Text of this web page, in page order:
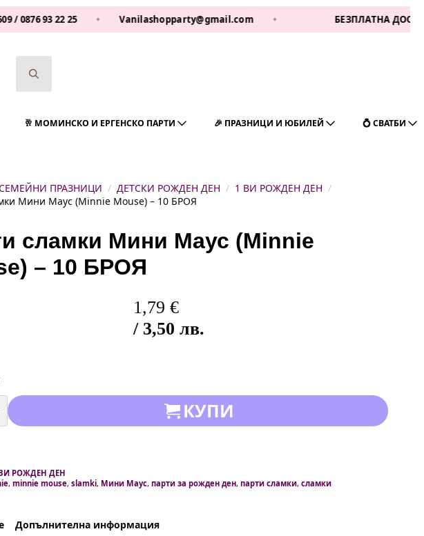
93 22 25 • Vanilashopparty@gmail.com • БЕЗПЛАТНА ДОСТАВКА
🥂 МОМИНСКО И ЕРГЕНСКО ПАРТИ 🎉 ПРАЗНИЦИ И ЮБИЛЕЙ 💍 СВАТБИ
ПРАЗНИЦИ ДЕТСКИ РОЖДЕН ДЕН
1 ВИ РОЖДЕН ДЕН
Мини Маус (Minnie Mouse) – 10 БРОЯ
сламки Мини Маус (Minnie
– 10 БРОЯ
1,79 €
/ 3,50 лв.
КУПИ
РОЖДЕН ДЕН
, minnie mouse, slamki, Мини Маус, парти за рожден ден, парти сламки, сламки
Допълнителна информация